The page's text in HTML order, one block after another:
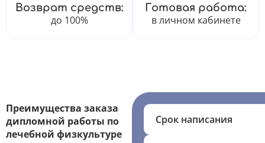
Возврат средств:
до 100%
Готовая работа:
в личном кабинете
Преимущества заказа
дипломной работы по
лечебной физкультуре
Срок написания